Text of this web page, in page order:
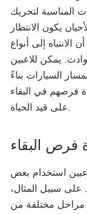
المناسبة لتحريك
يكون الانتظار
الانتباه إلى أنواع
يمكن للاعبين
السيارات بناءً
فرصهم في البقاء
فرص البقاء
استخدام بعض
على سبيل المثال،
مراحل مختلفة من